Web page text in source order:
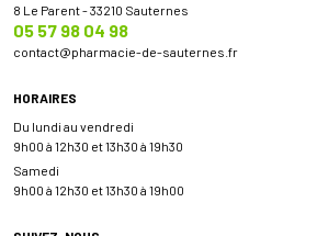
8 Le Parent - 33210 Sauternes
05 57 98 04 98
contact@pharmacie-de-sauternes.fr
HORAIRES
Du lundi au vendredi
9h00 à 12h30 et 13h30 à 19h30
Samedi
9h00 à 12h30 et 13h30 à 19h00